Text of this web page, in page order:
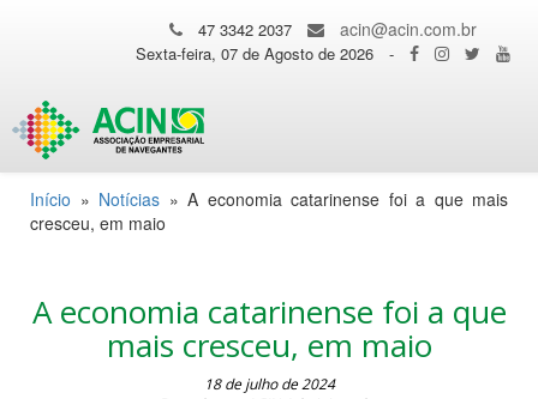
47 3342 2037 acin@acin.com.br
Sexta-feira, 07 de Agosto de 2026 -
Início » Notícias » A economia catarinense foi a que mais
cresceu, em maio
A economia catarinense foi a que
mais cresceu, em maio
18 de julho de 2024